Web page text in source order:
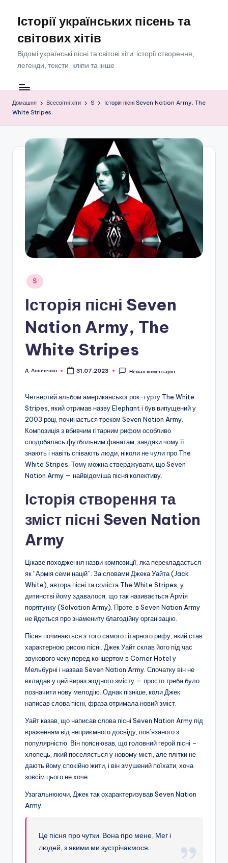
Перейти
вмісту
Історії українських пісень та
світових хітів
Відомі українські пісні та світові хіти: історії створення,
легенди, тексти, кліпи та інше
Домашня Всесвітні хіти S
Історія пісні Seven Nation Army, The
White Stripes
Опубліковано
S
Історія пісні Seven
Nation Army, The
White Stripes
Опубліковано
Д. Аніпченко 31.07.2023 Немає коментарів
Четвертий альбом американської рок-гурту The White
Stripes, який отримав назву Elephant і був випущений у
2003 році, починається треком Seven Nation Army.
Композиція з вбивчим гітарним рифом особливо
сподобалась футбольним фанатам, завдяки чому її
знають і навіть співають люди, ніколи не чули про The
White Stripes. Тому можна стверджувати, що Seven
Nation Army — найвідоміша пісня колективу.
Історія створення та
зміст пісні Seven Nation
Army
Цікаве походження назви композиції, яка перекладається
як “Армія семи націй”. За словами Джека Уайта (Jack
White), автора пісні та соліста The White Stripes, у
дитинстві йому здавалося, що так називається Армія
порятунку (Salvation Army). Проте, в Seven Nation Army
не йдеться про знамениту благодійну організацію.
Пісня починається з того самого гітарного рифу, який став
характерною рисою пісні. Джек Уайт склав його під час
звукового чеку перед концертом в Corner Hotel у
Мельбурні і назвав Seven Nation Army. Спочатку він не
вкладав у цей вираз жодного змісту — просто треба було
позначити нову мелодію. Однак пізніше, коли Джек
написав слова пісні, фраза отримала новий зміст.
Уайт казав, що написав слова пісні Seven Nation Army під
враженням від неприємного досвіду, пов’язаного з
популярністю. Він пояснював, що головний герой пісні –
хлопець, який поселяється у новому місті, але плітки не
дають йому спокійно жити, і він змушений поїхати, хоча
зовсім цього не хоче.
Узагальнюючи, Джек так охарактеризував Seven Nation
Army:
Це пісня про чутки. Вона про мене, Мег і
людей, з якими ми зустрічаємося.